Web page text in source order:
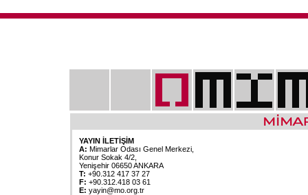
YAYIN İLETİŞİM
A: Mimarlar Odası Genel Merkezi,
Konur Sokak 4/2,
Yenişehir 06650 ANKARA
T: +90.312 417 37 27
F: +90.312.418 03 61
E: yayin@mo.org.tr